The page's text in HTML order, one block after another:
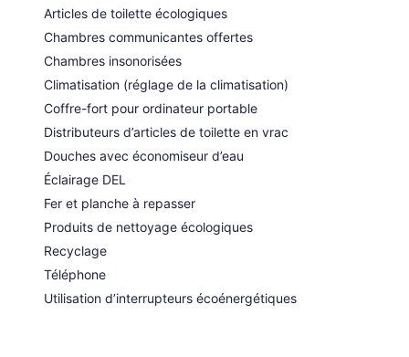
Articles de toilette écologiques
Chambres communicantes offertes
Chambres insonorisées
Climatisation (réglage de la climatisation)
Coffre-fort pour ordinateur portable
Distributeurs d’articles de toilette en vrac
Douches avec économiseur d’eau
Éclairage DEL
Fer et planche à repasser
Produits de nettoyage écologiques
Recyclage
Téléphone
Utilisation d’interrupteurs écoénergétiques